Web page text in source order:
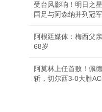
受台风影响！明日之
国足与阿森纳并列冠军
阿根廷媒体：梅西父
68岁
阿莫林上任首败！佩
斩，切尔西3-0大胜